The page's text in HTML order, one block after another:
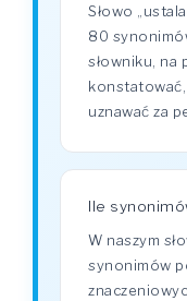
Słowo
80
słowniku, na
konstatować,
uznawać za
Ile
W naszym
synonimów